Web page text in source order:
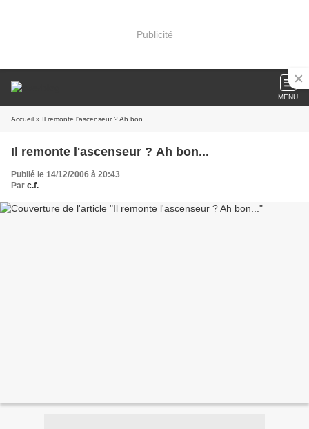
Publicité
MENU
Accueil » Il remonte l'ascenseur ? Ah bon...
Il remonte l'ascenseur ? Ah bon...
Publié le 14/12/2006 à 20:43
Par c.f.